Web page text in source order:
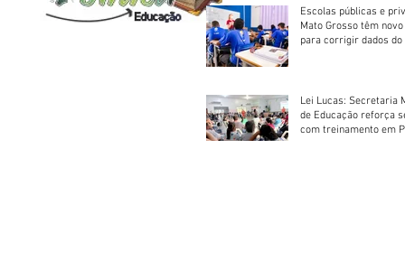
Escolas públicas e
Mato Grosso têm
para corrigir dados do
Lei Lucas: Secretaria
de Educação reforça
com treinamento em